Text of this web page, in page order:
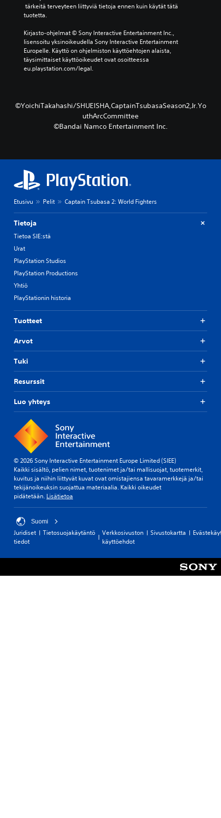
tuotetta.
Kirjasto-ohjelmat © Sony Interactive Entertainment Inc.,
lisensoitu yksinoikeudella Sony Interactive Entertainment
Europelle. Käyttö on ohjelmiston käyttöehtojen alaista,
täysimittaiset käyttöoikeudet ovat osoitteessa
eu.playstation.com/legal.
©YoichiTakahashi/SHUEISHA,CaptainTsubasaSeason2,Jr.Yo
uthArcCommittee
©Bandai Namco Entertainment Inc.
Etusivu Pelit Captain Tsubasa 2: World Fighters
Tietoja
Tietoa SIE:stä
Urat
PlayStation Studios
PlayStation Productions
Yhtiö
PlayStationin historia
Tuotteet
Arvot
Tuki
Resurssit
Luo yhteys
© 2026 Sony Interactive Entertainment Europe Limited (SIEE)
Kaikki sisältö, pelien nimet, tuotenimet ja/tai mallisuojat, tuotemerkit,
kuvitus ja niihin liittyvät kuvat ovat omistajiensa tavaramerkkejä ja/tai
tekijänoikeuksin suojattua materiaalia. Kaikki oikeudet
pidätetään. Lisätietoa
Suomi
Juridiset
tiedot
Tietosuojakäytäntö
Verkkosivuston
käyttöehdot
Sivustokartta